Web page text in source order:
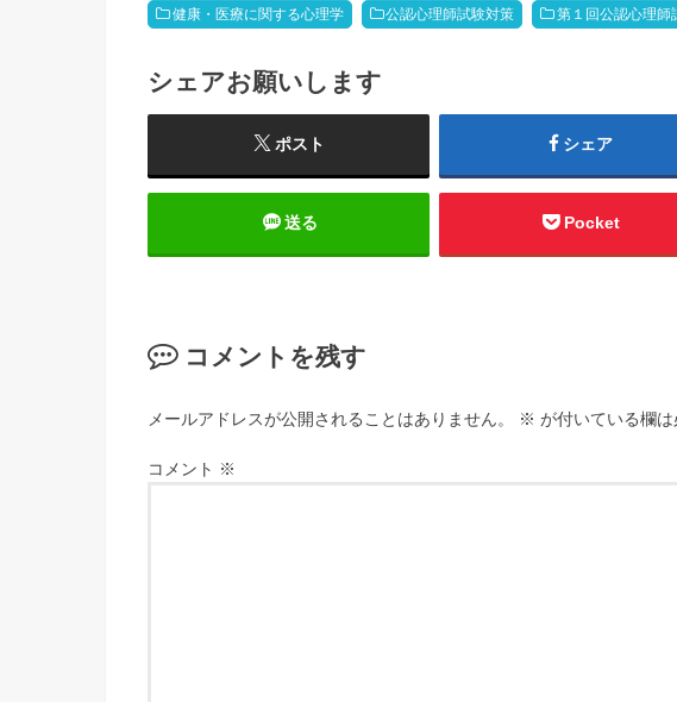
健康・医療に関する心理学 公認心理師試験対策 第１回公認心理師
シェアお願いします
ポスト シェア
送る Pocket
コメントを残す
メールアドレスが公開されることはありません。 ※ が付いている欄
コメント ※